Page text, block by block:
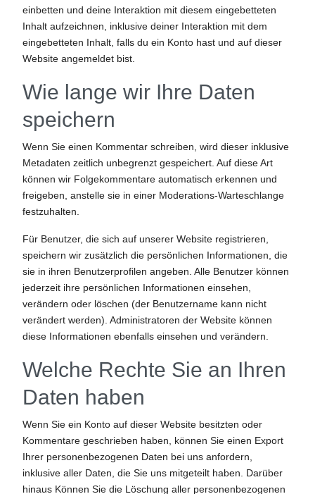
einbetten und deine Interaktion mit diesem eingebetteten
Inhalt aufzeichnen, inklusive deiner Interaktion mit dem
eingebetteten Inhalt, falls du ein Konto hast und auf dieser
Website angemeldet bist.
Wie lange wir Ihre Daten
speichern
Wenn Sie einen Kommentar schreiben, wird dieser inklusive
Metadaten zeitlich unbegrenzt gespeichert. Auf diese Art
können wir Folgekommentare automatisch erkennen und
freigeben, anstelle sie in einer Moderations-Warteschlange
festzuhalten.
Für Benutzer, die sich auf unserer Website registrieren,
speichern wir zusätzlich die persönlichen Informationen, die
sie in ihren Benutzerprofilen angeben. Alle Benutzer können
jederzeit ihre persönlichen Informationen einsehen,
verändern oder löschen (der Benutzername kann nicht
verändert werden). Administratoren der Website können
diese Informationen ebenfalls einsehen und verändern.
Welche Rechte Sie an Ihren
Daten haben
Wenn Sie ein Konto auf dieser Website besitzten oder
Kommentare geschrieben haben, können Sie einen Export
Ihrer personenbezogenen Daten bei uns anfordern,
inklusive aller Daten, die Sie uns mitgeteilt haben. Darüber
hinaus Können Sie die Löschung aller personenbezogenen